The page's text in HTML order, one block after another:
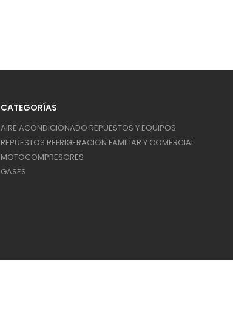
CATEGORÍAS
AIRE ACONDICIONADO REPUESTOS Y EQUIPOS
REPUESTOS REFRIGERACION FAMILIAR Y COMERCIAL
MOTOCOMPRESORES
GASES